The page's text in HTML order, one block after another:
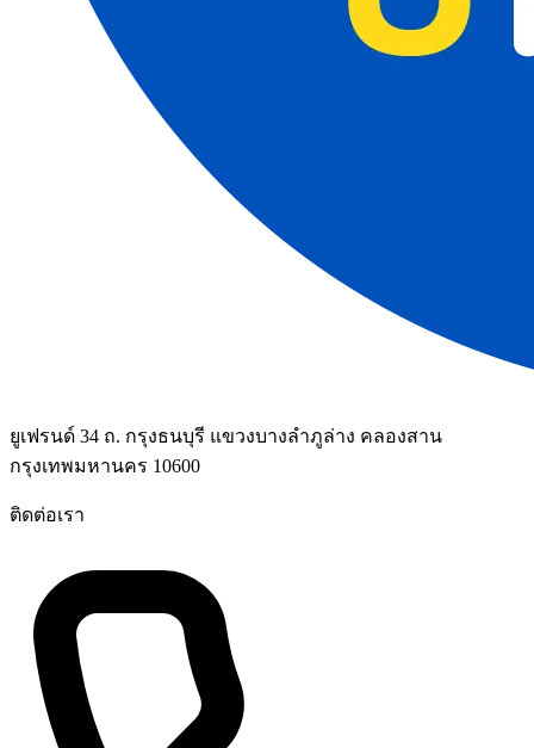
ยูเฟรนด์ 34 ถ. กรุงธนบุรี แขวงบางลำภูล่าง คลองสาน
กรุงเทพมหานคร 10600
ติดต่อเรา